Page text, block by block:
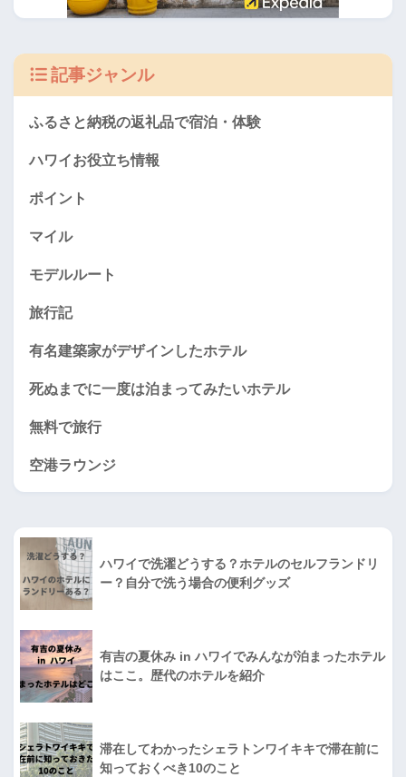
記事ジャンル
ふるさと納税の返礼品で宿泊・体験
ハワイお役立ち情報
ポイント
マイル
モデルルート
旅行記
有名建築家がデザインしたホテル
死ぬまでに一度は泊まってみたいホテル
無料で旅行
空港ラウンジ
ハワイで洗濯どうする？ホテルのセルフランドリ
ー？自分で洗う場合の便利グッズ
有吉の夏休み in ハワイでみんなが泊まったホテル
はここ。歴代のホテルを紹介
滞在してわかったシェラトンワイキキで滞在前に
知っておくべき10のこと